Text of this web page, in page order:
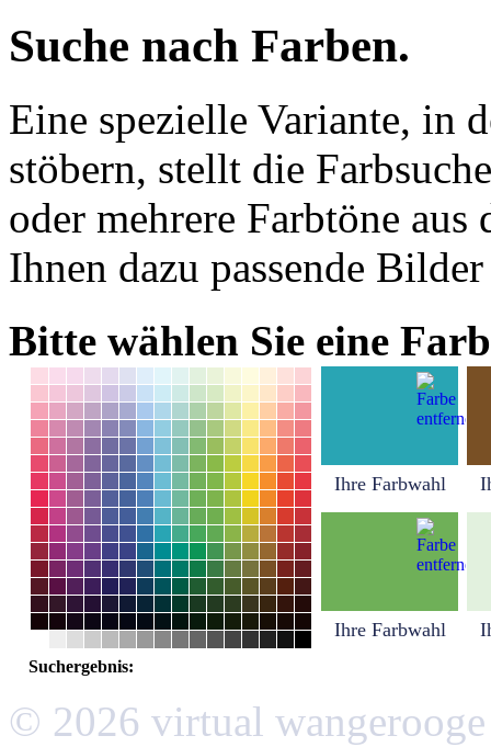
Suche nach Farben.
Eine spezielle Variante, in
stöbern, stellt die
oder mehrere Farbtöne
Ihnen dazu passende
Bitte wählen Sie eine
Ihre Farbwahl
Ihre Farbwahl
Suchergebnis:
© 2026 virtual wangerooge